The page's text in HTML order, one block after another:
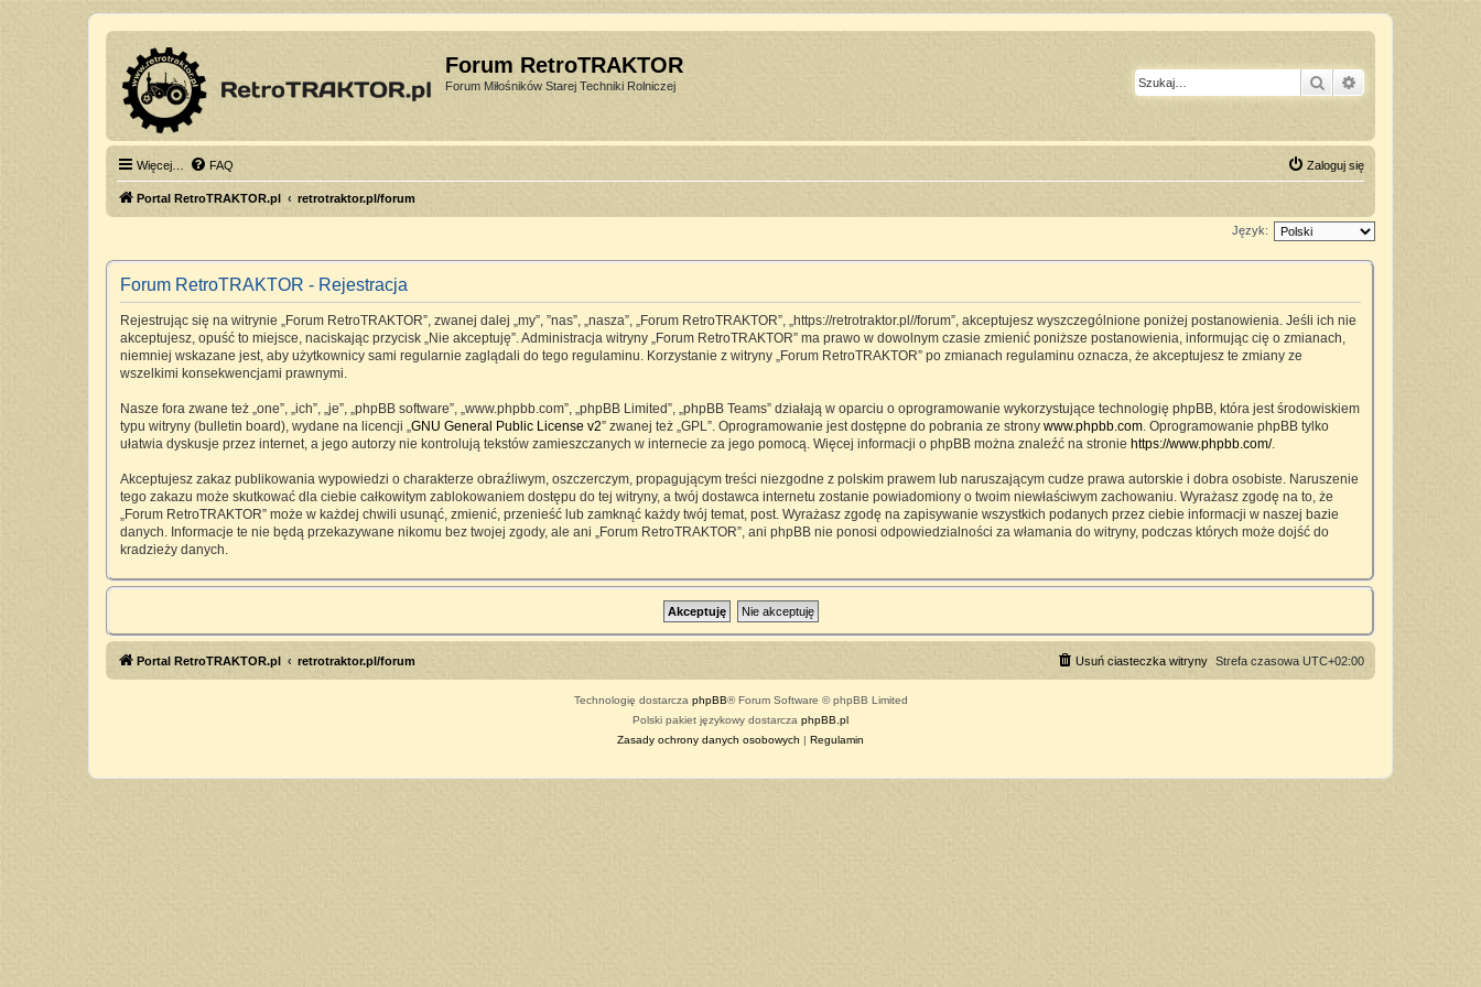
Forum RetroTRAKTOR
Forum Miłośników Starej Techniki Rolniczej Szukaj
Więcej… FAQ Zaloguj się
Portal RetroTRAKTOR.pl retrotraktor.pl/forum
Język:
Forum RetroTRAKTOR - Rejestracja
Rejestrując się na witrynie „Forum RetroTRAKTOR”, zwanej dalej „my”, ”nas”, „nasza”, „Forum RetroTRAKTOR”, „https://retrotraktor.pl//forum”, akceptujesz wyszczególnione poniżej postanowienia. Jeśli ich nie
akceptujesz, opuść to miejsce, naciskając przycisk „Nie akceptuję”. Administracja witryny „Forum RetroTRAKTOR” ma prawo w dowolnym czasie zmienić poniższe postanowienia, informując cię o zmianach,
niemniej wskazane jest, aby użytkownicy sami regularnie zaglądali do tego regulaminu. Korzystanie z witryny „Forum RetroTRAKTOR” po zmianach regulaminu oznacza, że akceptujesz te zmiany ze
wszelkimi konsekwencjami prawnymi.
Nasze fora zwane też „one”, „ich”, „je”, „phpBB software”, „www.phpbb.com”, „phpBB Limited”, „phpBB Teams” działają w oparciu o oprogramowanie wykorzystujące technologię phpBB, która jest środowiskiem
typu witryny (bulletin board), wydane na licencji „ GNU General Public License v2” zwanej też „GPL”. Oprogramowanie jest dostępne do pobrania ze strony www.phpbb.com . Oprogramowanie phpBB tylko
ułatwia dyskusje przez internet, a jego autorzy nie kontrolują tekstów zamieszczanych w internecie za jego pomocą. Więcej informacji o phpBB można znaleźć na stronie https://www.phpbb.com/.
Akceptujesz zakaz publikowania wypowiedzi o charakterze obraźliwym, oszczerczym, propagującym treści niezgodne z polskim prawem lub naruszającym cudze prawa autorskie i dobra osobiste. Naruszenie
tego zakazu może skutkować dla ciebie całkowitym zablokowaniem dostępu do tej witryny, a twój dostawca internetu zostanie powiadomiony o twoim niewłaściwym zachowaniu. Wyrażasz zgodę na to, że
„Forum RetroTRAKTOR” może w każdej chwili usunąć, zmienić, przenieść lub zamknąć każdy twój temat, post. Wyrażasz zgodę na zapisywanie wszystkich podanych przez ciebie informacji w naszej bazie
danych. Informacje te nie będą przekazywane nikomu bez twojej zgody, ale ani „Forum RetroTRAKTOR”, ani phpBB nie ponosi odpowiedzialności za włamania do witryny, podczas których może dojść do
kradzieży danych.
Portal RetroTRAKTOR.pl retrotraktor.pl/forum Strefa czasowa UTC+02:00
Usuń ciasteczka witryny
Technologię dostarcza phpBB® Forum Software © phpBB Limited
Polski pakiet językowy dostarcza phpBB.pl
Zasady ochrony danych osobowych | Regulamin